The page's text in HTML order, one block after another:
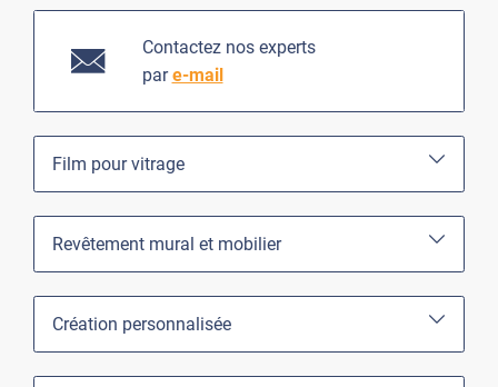
Contactez nos experts
pare-mail
Film pour vitrage
Revêtement mural et mobilier
Création personnalisée